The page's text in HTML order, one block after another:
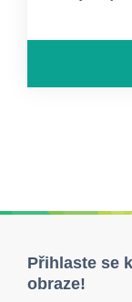
Přihlaste se
obraze!